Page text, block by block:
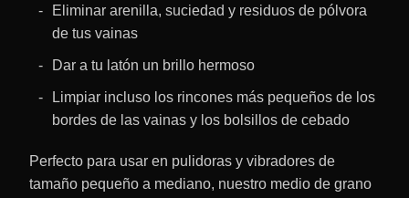
Eliminar arenilla, suciedad y residuos de pólvora
de tus vainas
Dar a tu latón un brillo hermoso
Limpiar incluso los rincones más pequeños de los
bordes de las vainas y los bolsillos de cebado
Perfecto para usar en pulidoras y vibradores de
tamaño pequeño a mediano, nuestro medio de grano